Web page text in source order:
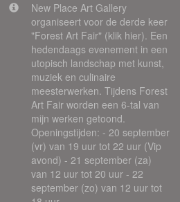
New Place Art Gallery
organiseert voor de derde keer
"Forest Art Fair" (klik hier). Een
hedendaags evenement in een
utopisch landschap met kunst,
muziek en culinaire
meesterwerken. Tijdens Forest
Art Fair worden een 6-tal van
mijn werken getoond.
Openingstijden: - 20 september
(vr) van 19 uur tot 22 uur (Vip
avond) - 21 september (za)
van 12 uur tot 20 uur - 22
september (zo) van 12 uur tot